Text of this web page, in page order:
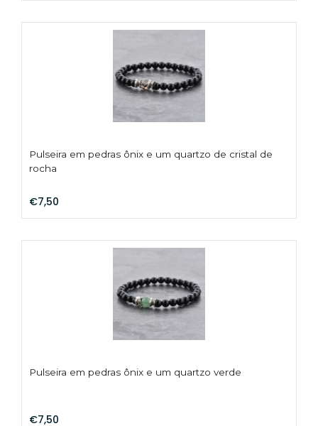
Pulseira em pedras ônix e um quartzo de cristal de
rocha
€7,50
Pulseira em pedras ônix e um quartzo verde
€7,50